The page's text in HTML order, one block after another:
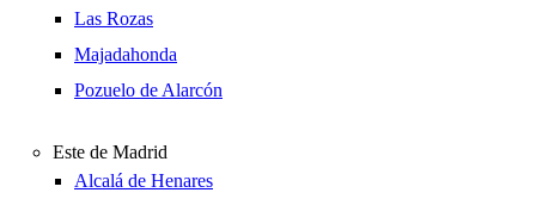
Las Rozas
Majadahonda
Pozuelo de Alarcón
Este de Madrid
Alcalá de Henares